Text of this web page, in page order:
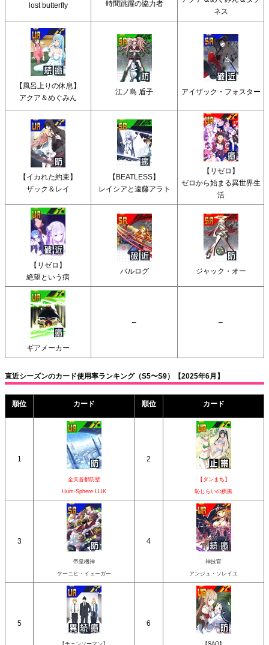
lost butterfly
時間跳躍の協力者
ネス
【風呂上りの休息】
アクア＆めぐみん
江ノ島 盾子 アイザック・フォスター
【イカれた約束】
ザック＆レイ
【BEATLESS】
レイシアと遠藤アラト
【リゼロ】
ゼロから始まる異世界生
活
【リゼロ】
絶望という病
バルログ ジャック・オー
ギアメーカー
– –
直近シーズンのカード使用率ランキング（S5〜S9）【2025年6月】
順位 カード 順位 カード
1
全天首都防壁
Hum-Sphere LLIK
2
【ダンまち】
恥じらいの疾風
3
帝皇機神
ケーニヒ・イェーガー
4
神技官
アンジュ・ソレイユ
5 6